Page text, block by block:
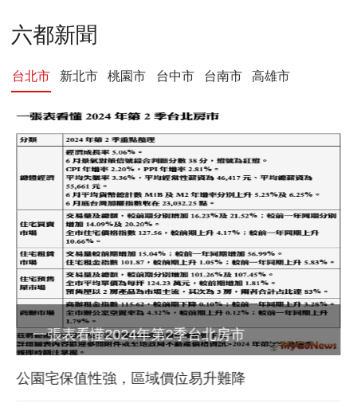
六都新聞
台北市 新北市 桃園市 台中市 台南市 高雄市
一張表看懂2024年第2季台北房市
公園宅保值性強，區域價位易升難降